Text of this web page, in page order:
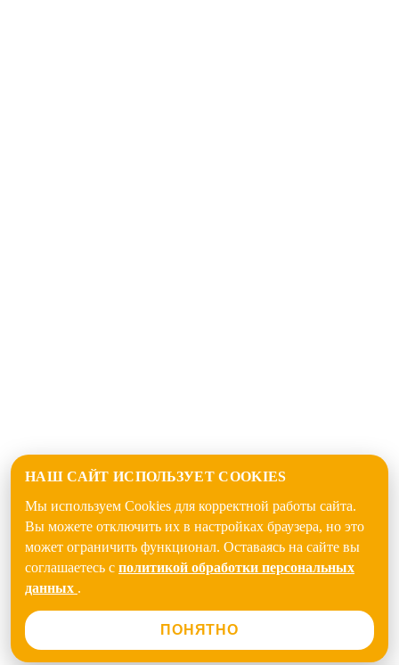
НАШ САЙТ ИСПОЛЬЗУЕТ COOKIES
Мы используем Cookies для корректной работы сайта.
Вы можете отключить их в настройках браузера, но это
может ограничить функционал. Оставаясь на сайте вы
соглашаетесь с политикой обработки персональных
данных .
ПОНЯТНО